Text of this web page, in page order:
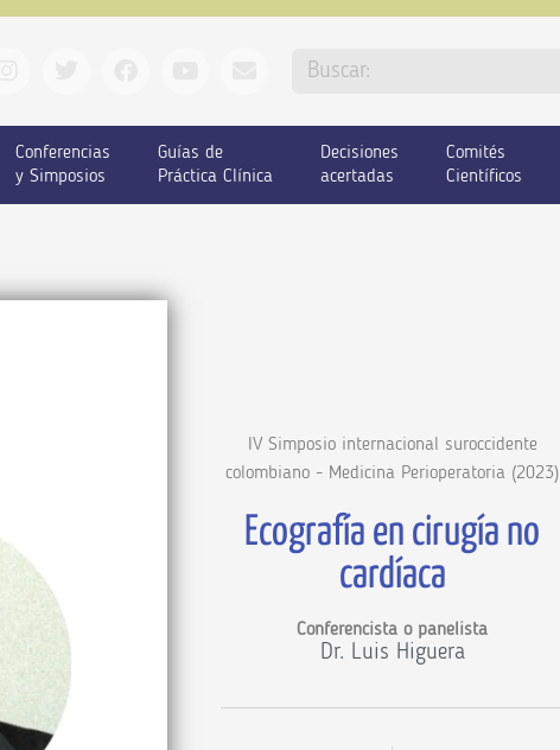
Conferencias
y Simposios
Guías de
Práctica Clínica
Decisiones
acertadas
Comités
Científicos
IV Simposio internacional suroccidente
colombiano - Medicina Perioperatoria (2023)
Ecografía en cirugía no
cardíaca
Conferencista o panelista
Dr. Luis Higuera